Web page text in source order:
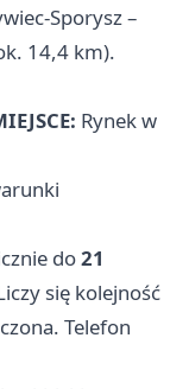
–
14,4 km).
Rynek w
do21
się kolejność
Telefon